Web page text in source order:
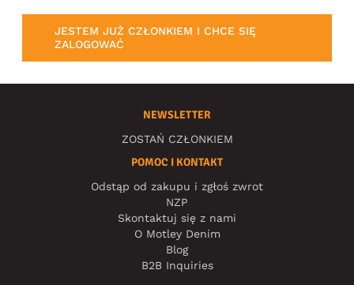
JESTEM JUŻ CZŁONKIEM I CHCE SIĘ
ZALOGOWAĆ
NEWSLETTER
ZOSTAŃ CZŁONKIEM
POMOC I KONTAKT
Odstąp od zakupu i zgłoś zwrot
NZP
Skontaktuj się z nami
O Motley Denim
Blog
B2B Inquiries